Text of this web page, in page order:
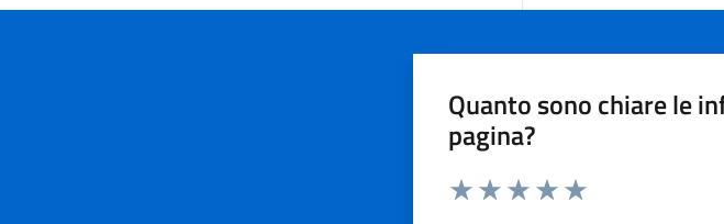
Quanto sono chiare le
pagina?